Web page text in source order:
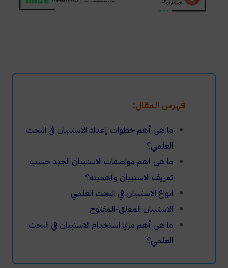
فهرس المقال:
ما هي أهم خطوات إعداد الاستبيان في البحث
العلمي؟
ما هي أهم مواصفات الاستبيان الجيد حسب
تعريف الاستبيان وأهميته؟
انواع الاستبيان في البحث العلمي
الاستبيان المغلق-المفتوح
ما هي أهم مزايا استخدام الاستبيان في البحث
العلمي؟